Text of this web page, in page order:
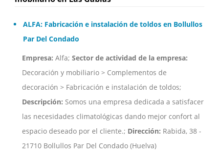
ALFA: Fabricación e instalación de toldos en Bollullos
Par Del Condado
Empresa: Alfa; Sector de actividad de la empresa:
Decoración y mobiliario > Complementos de
decoración > Fabricación e instalación de toldos;
Descripción: Somos una empresa dedicada a satisfacer
las necesidades climatológicas dando mejor confort al
espacio deseado por el cliente.; Dirección: Rabida, 38 -
21710 Bollullos Par Del Condado (Huelva)